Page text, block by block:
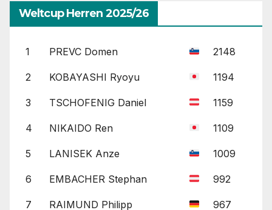
Weltcup Herren 2025/26
1 PREVC Domen 2148
2 KOBAYASHI Ryoyu 1194
3 TSCHOFENIG Daniel 1159
4 NIKAIDO Ren 1109
5 LANISEK Anze 1009
6 EMBACHER Stephan 992
7 RAIMUND Philipp 967